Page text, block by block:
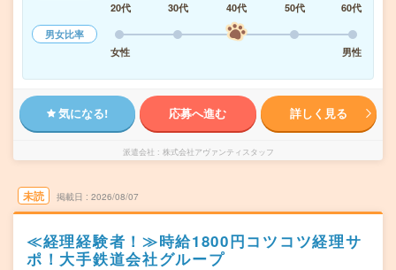
20代
30代 40代 50代
60代
男女比率
女性
男性
気になる! 応募へ進む 詳しく見る
派遣会社 株式会社アヴァンティスタッフ
未読 掲載日 2026/08/07
≪経理経験者！≫時給1800円コツコツ経理サ
ポ！大手鉄道会社グループ